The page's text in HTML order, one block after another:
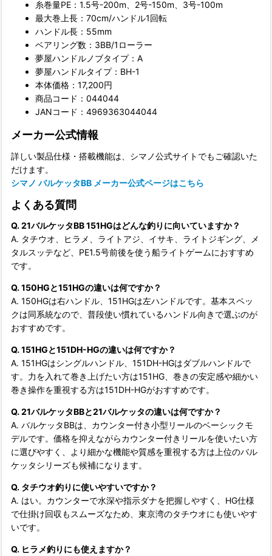
糸巻量PE：1.5号-200m、2号-150m、3号-100m
最大巻上長：70cm/ハンドル1回転
ハンドル長：55mm
ベアリング数：3BB/1ローラー
夢屋ハンドルノブタイプ：A
夢屋ハンドルタイプ：BH-1
本体価格：17,200円
商品コード：044044
JANコード：4969363044044
メーカー公式情報
詳しい製品仕様・搭載機能は、シマノ公式サイトでもご確認いた
だけます。
シマノ バルケッタBB メーカー公式ページはこちら
よくある質問
Q. 21バルケッタBB 151HGはどんな釣りに向いていますか？
A. タチウオ、ヒラメ、ライトアジ、イサキ、ライトジギング、メ
タルスッテなど、PE1.5号前後を使う船ライトゲームにおすすめ
です。
Q. 150HGと151HGの違いは何ですか？
A. 150HGは右ハンドル、151HGは左ハンドルです。基本スペッ
クは同系統なので、普段使い慣れているハンドル向きで選ぶのが
おすすめです。
Q. 151HGと151DH-HGの違いは何ですか？
A. 151HGはシングルハンドル、151DH-HGはダブルハンドルで
す。力を入れて巻き上げたい方は151HG、巻きの安定感や細かい
巻き操作を重視する方は151DH-HGがおすすめです。
Q. 21バルケッタBBと21バルケッタの違いは何ですか？
A. バルケッタBBは、カウンター付き小型リールのベーシックモ
デルです。価格を抑えながらカウンター付きリールを使いたい方
に選びやすく、より細かな機能や質感を重視する方は上位のバル
ケッタシリーズも候補になります。
Q. タチウオ釣りに使いやすいですか？
A. はい。カウンターで水深や指示ダナを把握しやすく、HG仕様
で仕掛け回収もスムーズなため、東京湾のタチウオにも使いやす
いです。
Q. ヒラメ釣りにも使えますか？